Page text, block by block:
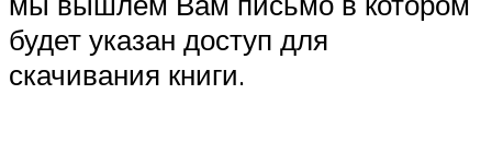
будет указан доступ для
скачивания книги.